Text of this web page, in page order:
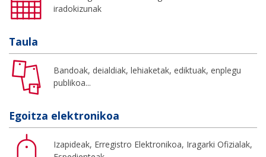
iradokizunak
Taula
Bandoak, deialdiak, lehiaketak, ediktuak, enplegu
publikoa...
Egoitza elektronikoa
Izapideak, Erregistro Elektronikoa, Iragarki Ofizialak,